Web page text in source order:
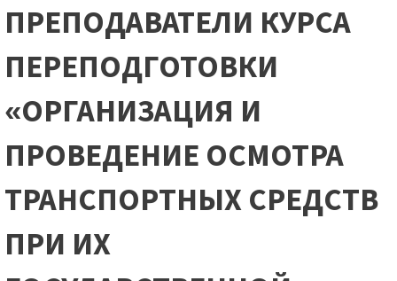
ПРЕПОДАВАТЕЛИ КУРСА
ПЕРЕПОДГОТОВКИ
«ОРГАНИЗАЦИЯ И
ПРОВЕДЕНИЕ ОСМОТРА
ТРАНСПОРТНЫХ СРЕДСТВ
ПРИ ИХ